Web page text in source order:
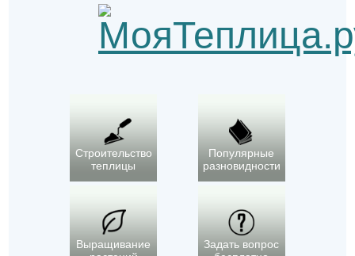
Строительство
теплицы
Популярные
разновидности
Выращивание
Задать вопрос